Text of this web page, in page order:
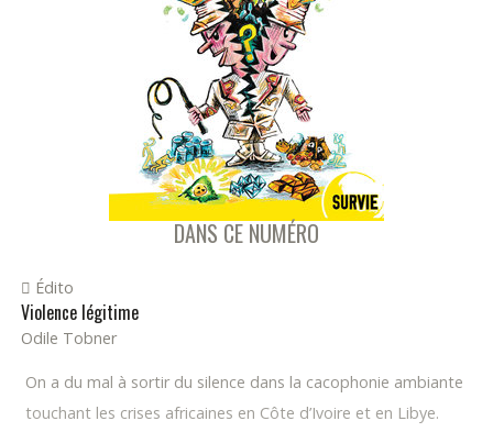
DANS CE NUMÉRO
Édito
Violence légitime
Odile Tobner
On a du mal à sortir du silence dans la cacophonie ambiante
touchant les crises africaines en Côte d’Ivoire et en Libye.